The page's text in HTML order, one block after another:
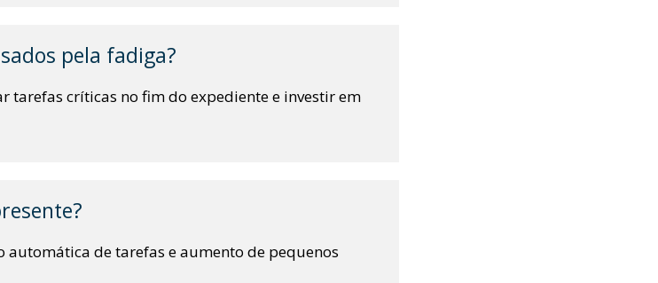
pela fadiga?
tarefas críticas no fim do expediente e investir em
automática de tarefas e aumento de pequenos